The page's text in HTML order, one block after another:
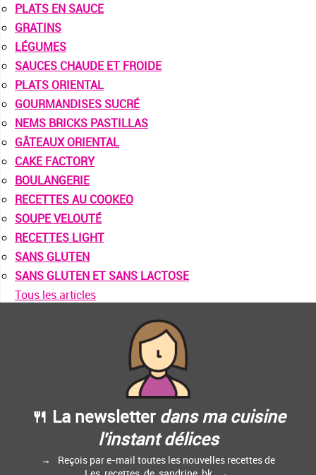
PLATS EN SAUCE
GRATINS
LÉGUMES
SAUCES CHAUDE ET FROIDE
PLATS ORIENTAL
GOURMANDISES SUCRÉ
NEMS BRICKS PASTILLAS
GÂTEAUX ORIENTAL
CAKE FACTORY
BOULANGERIE
RECETTES AU COOKEO
SOUPE VELOUTÉ
RECETTES LIGHT
SANS GLUTEN
SANS GLUTEN ET SANS LACTOSE
Tous les articles
🍴 La newsletter dans ma cuisine
l'instant délices
Reçois par e-mail toutes les nouvelles recettes de